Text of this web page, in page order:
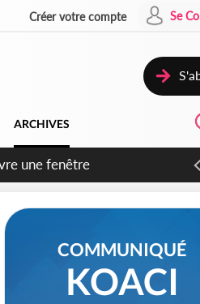
Créer votre compte Se
ARCHIVES
un accord avec la
COMMUNIQUÉ
KOACI